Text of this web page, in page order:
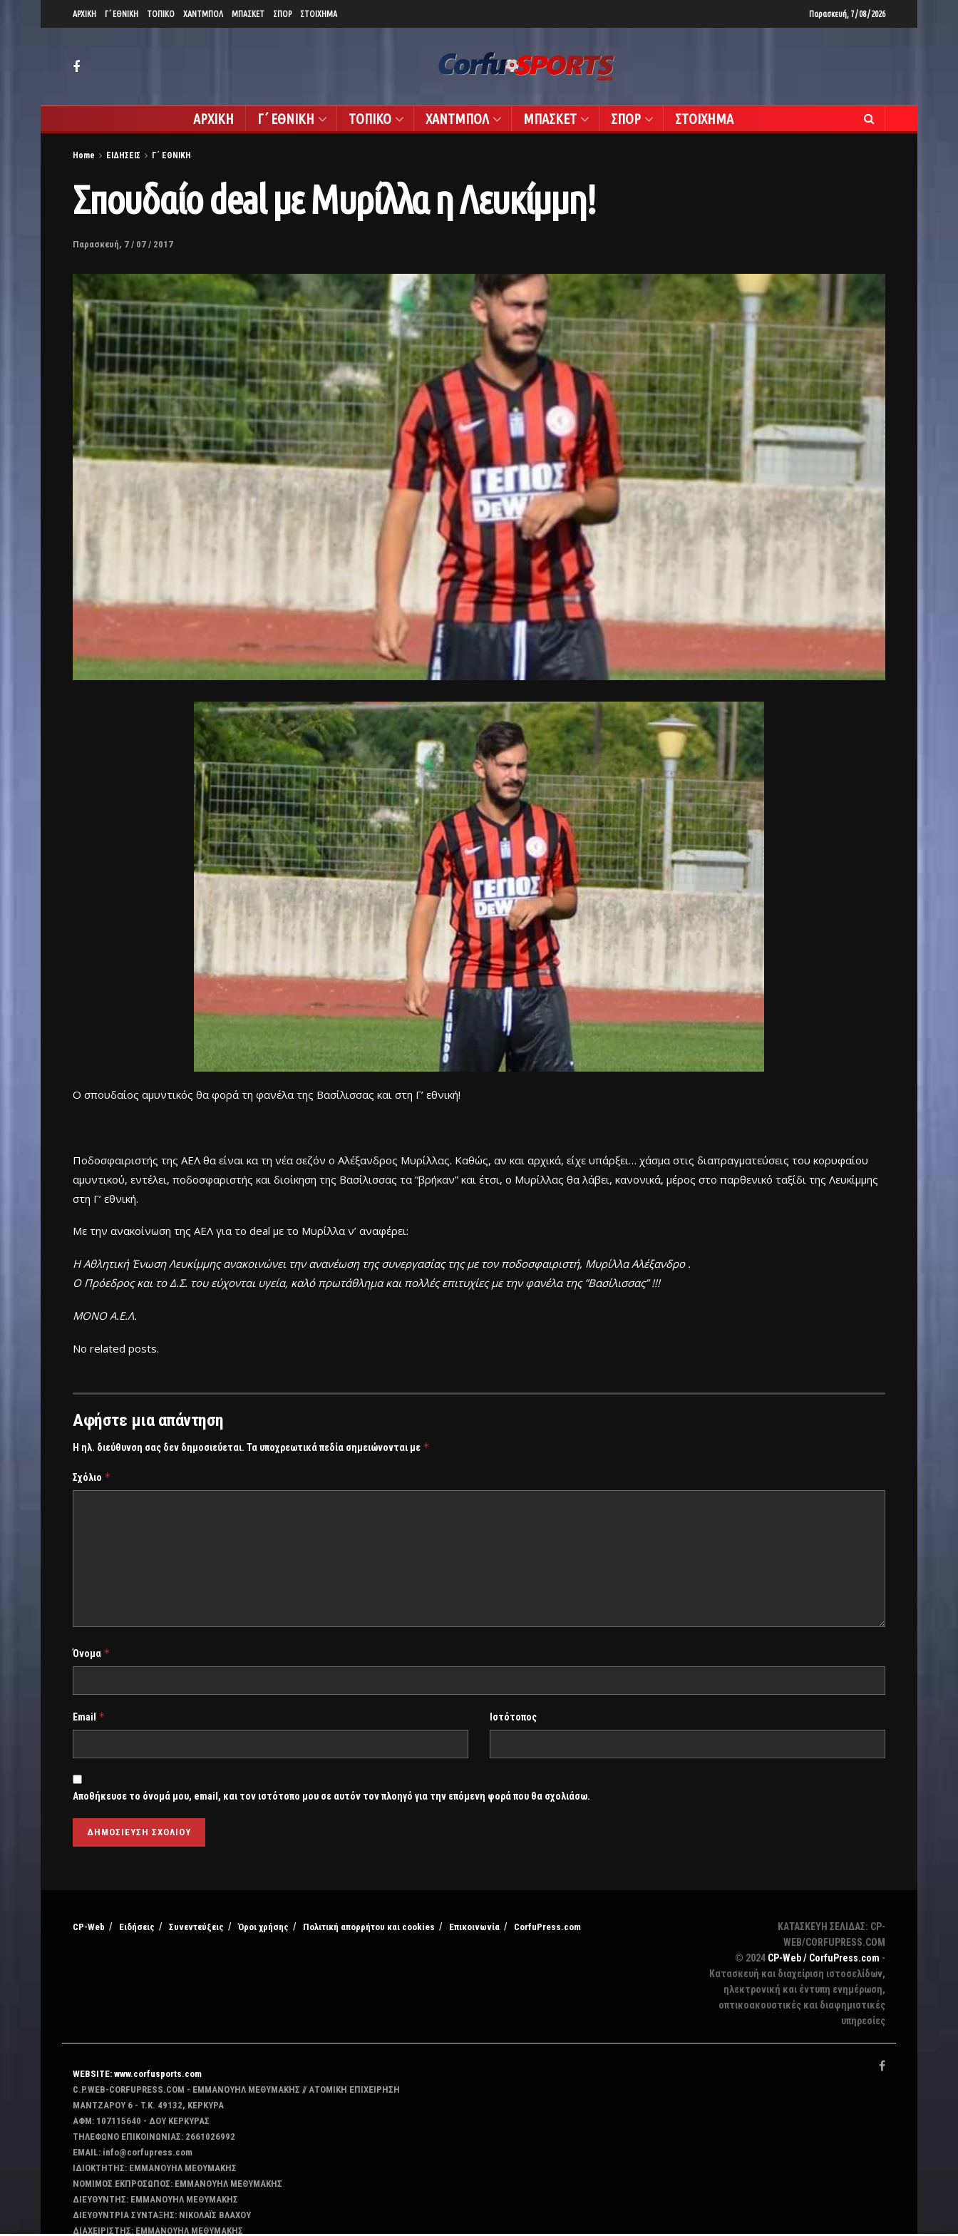
ΑΡΧΙΚΗ Γ΄ ΕΘΝΙΚΗ ΤΟΠΙΚΟ ΧΑΝΤΜΠΟΛ ΜΠΑΣΚΕΤ ΣΠΟΡ ΣΤΟΙΧΗΜΑ Παρασκευή, 7 / 08 / 2026
ΑΡΧΙΚΗ Γ΄ ΕΘΝΙΚΗ ΤΟΠΙΚΟ ΧΑΝΤΜΠΟΛ ΜΠΑΣΚΕΤ ΣΠΟΡ ΣΤΟΙΧΗΜΑ
Home ΕΙΔΗΣΕΙΣ Γ΄ ΕΘΝΙΚΗ
Σπουδαίο deal με Μυρίλλα η Λευκίμμη!
Παρασκευή, 7 / 07 / 2017
Ο σπουδαίος αμυντικός θα φορά τη φανέλα της Βασίλισσας και στη Γ’ εθνική!
Ποδοσφαιριστής της ΑΕΛ θα είναι κα τη νέα σεζόν ο Αλέξανδρος Μυρίλλας. Καθώς, αν και αρχικά, είχε υπάρξει… χάσμα στις διαπραγματεύσεις του κορυφαίου
αμυντικού, εντέλει, ποδοσφαριστής και διοίκηση της Βασίλισσας τα “βρήκαν” και έτσι, ο Μυρίλλας θα λάβει, κανονικά, μέρος στο παρθενικό ταξίδι της Λευκίμμης
στη Γ’ εθνική.
Με την ανακοίνωση της ΑΕΛ για το deal με το Μυρίλλα ν’ αναφέρει:
Η Αθλητική Ένωση Λευκίμμης ανακοινώνει την ανανέωση της συνεργασίας της με τον ποδοσφαιριστή, Μυρίλλα Αλέξανδρο .
Ο Πρόεδρος και το Δ.Σ. του εύχονται υγεία, καλό πρωτάθλημα και πολλές επιτυχίες με την φανέλα της ”Βασίλισσας” !!!
ΜΟΝΟ Α.Ε.Λ.
No related posts.
Αφήστε μια απάντηση
Η ηλ. διεύθυνση σας δεν δημοσιεύεται. Τα υποχρεωτικά πεδία σημειώνονται με *
Σχόλιο *
Όνομα *
Email * Ιστότοπος
Αποθήκευσε το όνομά μου, email, και τον ιστότοπο μου σε αυτόν τον πλοηγό για την επόμενη φορά που θα σχολιάσω.
CP-Web Ειδήσεις Συνεντεύξεις Όροι χρήσης Πολιτική απορρήτου και cookies Επικοινωνία CorfuPress.com
ΚΑΤΑΣΚΕΥΗ ΣΕΛΙΔΑΣ: CP-
WEB/CORFUPRESS.COM
© 2024 CP-Web / CorfuPress.com -
Κατασκευή και διαχείριση ιστοσελίδων,
ηλεκτρονική και έντυπη ενημέρωση,
οπτικοακουστικές και διαφημιστικές
υπηρεσίες
WEBSITE: www.corfusports.com
C.P.WEB-CORFUPRESS.COM - ΕΜΜΑΝΟΥΗΛ ΜΕΘΥΜΑΚΗΣ // ΑΤΟΜΙΚΗ ΕΠΙΧΕΙΡΗΣΗ
MANTZAΡΟΥ 6 - T.K. 49132, ΚΕΡΚΥΡΑ
ΑΦΜ: 107115640 - ΔΟΥ ΚΕΡΚΥΡΑΣ
ΤΗΛΕΦΩΝΟ ΕΠΙΚΟΙΝΩΝΙΑΣ: 2661026992
EMAIL: info@corfupress.com
ΙΔΙΟΚΤΗΤΗΣ: EMMANOYΗΛ ΜΕΘΥΜΑΚΗΣ
ΝΟΜΙΜΟΣ ΕΚΠΡΟΣΩΠΟΣ: EMMANOYΗΛ ΜΕΘΥΜΑΚΗΣ
ΔΙΕΥΘΥΝΤΗΣ: EMMANOYΗΛ ΜΕΘΥΜΑΚΗΣ
ΔΙΕΥΘΥΝΤΡΙΑ ΣΥΝΤΑΞΗΣ: ΝΙΚΟΛΑΪΣ ΒΛΑΧΟΥ
ΔΙΑΧΕΙΡΙΣΤΗΣ: EMMANOYΗΛ ΜΕΘΥΜΑΚΗΣ